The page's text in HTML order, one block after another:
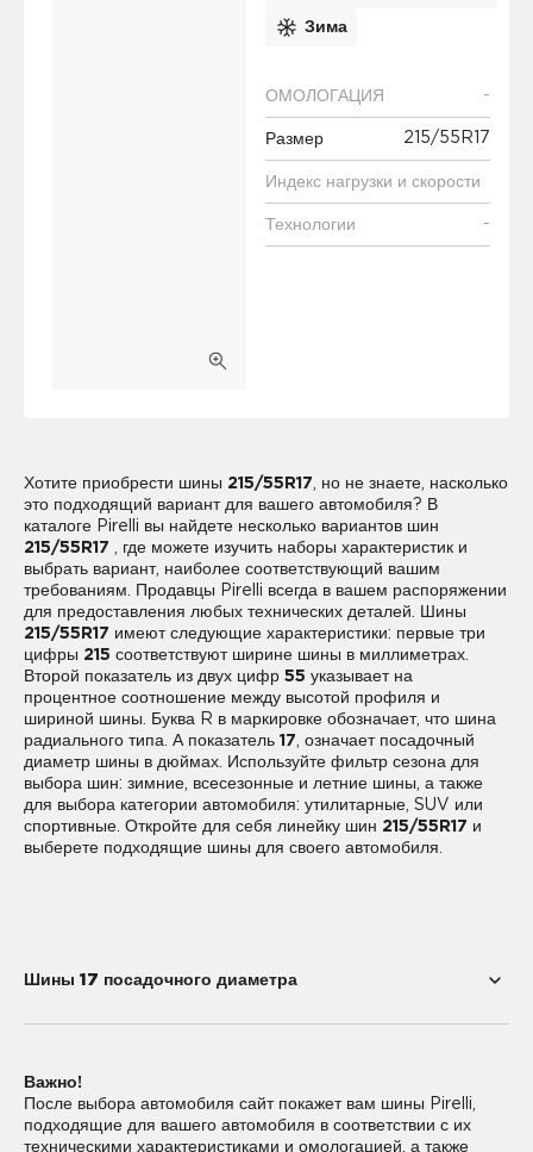
Зима
ОМОЛОГАЦИЯ -
Размер 215/55R17
Индекс нагрузки и скорости
Технологии -
Хотите приобрести шины 215/55R17, но не знаете, насколько
это подходящий вариант для вашего автомобиля? В
каталоге Pirelli вы найдете несколько вариантов шин
215/55R17 , где можете изучить наборы характеристик и
выбрать вариант, наиболее соответствующий вашим
требованиям. Продавцы Pirelli всегда в вашем распоряжении
для предоставления любых технических деталей. Шины
215/55R17 имеют следующие характеристики: первые три
цифры 215 соответствуют ширине шины в миллиметрах.
Второй показатель из двух цифр 55 указывает на
процентное соотношение между высотой профиля и
шириной шины. Буква R в маркировке обозначает, что шина
радиального типа. А показатель 17, означает посадочный
диаметр шины в дюймах. Используйте фильтр сезона для
выбора шин: зимние, всесезонные и летние шины, а также
для выбора категории автомобиля: утилитарные, SUV или
спортивные. Откройте для себя линейку шин 215/55R17 и
выберете подходящие шины для своего автомобиля.
Шины 17 посадочного диаметра
205/50R17
205/60R17 215/40R17
Важно!
После выбора автомобиля сайт покажет вам шины Pirelli,
подходящие для вашего автомобиля в соответствии с их
техническими характеристиками и омологацией, а также